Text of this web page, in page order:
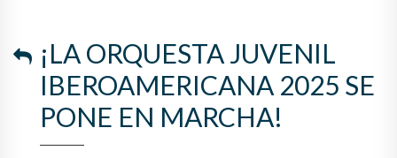
¡LA ORQUESTA JUVENIL
IBEROAMERICANA 2025 SE
PONE EN MARCHA!